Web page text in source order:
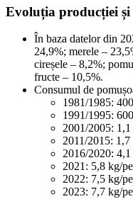
Evoluția producției
În baza datelor din
24,9%; merele –
cireșele – 8,2%;
fructe – 10,5%.
Consumul de
1981/1985:
1991/1995:
2001/2005: 1,1
2011/2015: 1,7
2016/2020: 4,1
2021: 5,8 kg/
2022: 7,5 kg/
2023: 7,7 kg/